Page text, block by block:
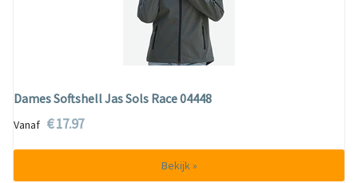
Dames Softshell Jas Sols Race 04448
Vanaf € 17.97
Bekijk »